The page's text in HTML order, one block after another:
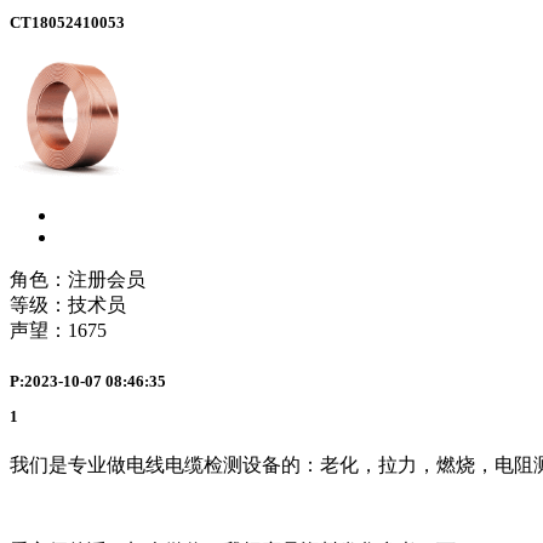
CT18052410053
角色：注册会员
等级：技术员
声望： 1675
P:2023-10-07 08:46:35
1
我们是专业做电线电缆检测设备的：老化，拉力，燃烧，电阻